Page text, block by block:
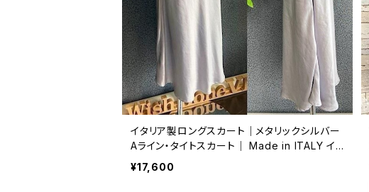
イタリア製ロングスカート｜メタリックシルバー
Aライン・タイトスカート｜ Made in ITALY イ
ンポート ツヤロング・マキシスカート/グレー
¥17,600